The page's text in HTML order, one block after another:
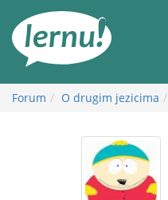
Forum O drugim jezicima